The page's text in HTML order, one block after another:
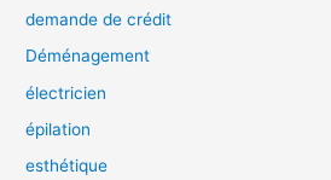
demande de crédit
Déménagement
électricien
épilation
esthétique